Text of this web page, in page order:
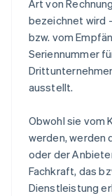
Art von
bezeichnet wird
bzw. vom
Seriennummer
ausstellt.
Obwohl sie vom
werden, werden
oder der
Fachkraft, das
Dienstleistung